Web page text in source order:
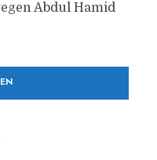
Abdul Hamid